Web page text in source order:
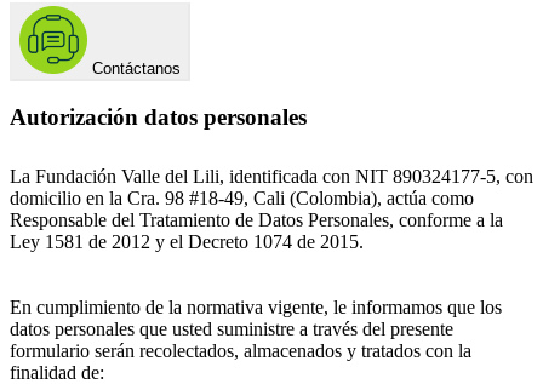
Contáctanos
Autorización datos personales
La Fundación Valle del Lili, identificada con NIT 890324177-5, con
domicilio en la Cra. 98 #18-49, Cali (Colombia), actúa como
Responsable del Tratamiento de Datos Personales, conforme a la
Ley 1581 de 2012 y el Decreto 1074 de 2015.
En cumplimiento de la normativa vigente, le informamos que los
datos personales que usted suministre a través del presente
formulario serán recolectados, almacenados y tratados con la
finalidad de: